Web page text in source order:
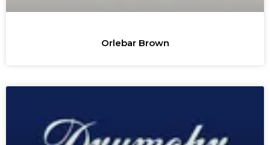
Orlebar Brown